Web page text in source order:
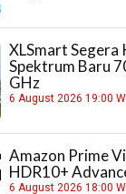
XLSmart Segera
Spektrum Baru
GHz
6 August 2026 19:00
Amazon Prime
HDR10+
6 August 2026 18:00